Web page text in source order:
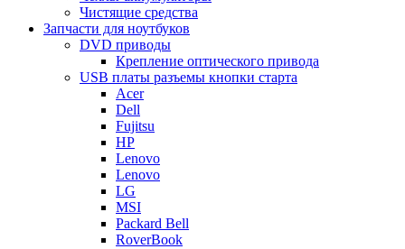
Чистящие средства
Запчасти для ноутбуков
DVD приводы
Крепление оптического привода
USB платы разъемы кнопки старта
Acer
Dell
Fujitsu
HP
Lenovo
Lenovo
LG
MSI
Packard Bell
RoverBook